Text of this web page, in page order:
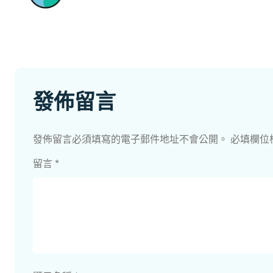
發佈留言
發佈留言必須填寫的電子郵件地址不會公開。 必填欄位
留言 *